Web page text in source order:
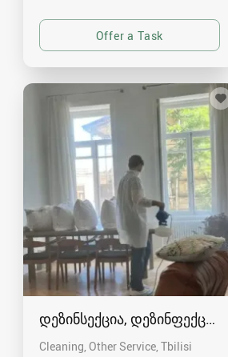
დეზინსექცია, დეზინფექცა
Cleaning, Other Service Tbilisi